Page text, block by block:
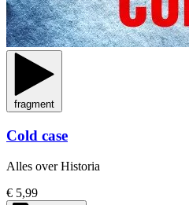
fragment
Cold case
Alles over Historia
€ 5,99